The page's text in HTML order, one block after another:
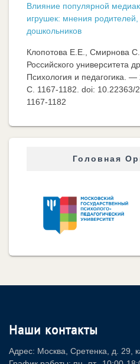
Влияние популярной
игрушек: мнения
дошкольников
Клопотова Е.Е., Смирнова
Российского университета
Психология и
C. 1167-1182. doi: 10.22363/
1167-1182
Головная
Наши контакты
Адрес: Москва, Сретенка, д. 29,